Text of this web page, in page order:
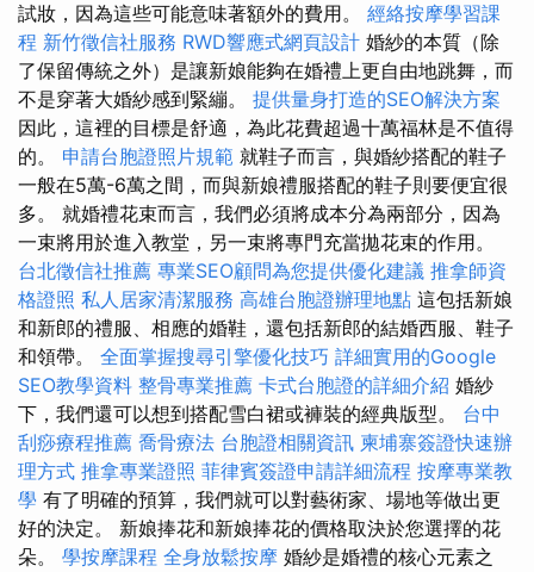
試妝，因為這些可能意味著額外的費用。 經絡按摩學習課
程 新竹徵信社服務 RWD響應式網頁設計 婚紗的本質（除
了保留傳統之外）是讓新娘能夠在婚禮上更自由地跳舞，而
不是穿著大婚紗感到緊繃。 提供量身打造的SEO解決方案
因此，這裡的目標是舒適，為此花費超過十萬福林是不值得
的。 申請台胞證照片規範 就鞋子而言，與婚紗搭配的鞋子
一般在5萬-6萬之間，而與新娘禮服搭配的鞋子則要便宜很
多。 就婚禮花束而言，我們必須將成本分為兩部分，因為
一束將用於進入教堂，另一束將專門充當拋花束的作用。
台北徵信社推薦 專業SEO顧問為您提供優化建議 推拿師資
格證照 私人居家清潔服務 高雄台胞證辦理地點 這包括新娘
和新郎的禮服、相應的婚鞋，還包括新郎的結婚西服、鞋子
和領帶。 全面掌握搜尋引擎優化技巧 詳細實用的Google
SEO教學資料 整骨專業推薦 卡式台胞證的詳細介紹 婚紗
下，我們還可以想到搭配雪白裙或褲裝的經典版型。 台中
刮痧療程推薦 喬骨療法 台胞證相關資訊 柬埔寨簽證快速辦
理方式 推拿專業證照 菲律賓簽證申請詳細流程 按摩專業教
學 有了明確的預算，我們就可以對藝術家、場地等做出更
好的決定。 新娘捧花和新娘捧花的價格取決於您選擇的花
朵。 學按摩課程 全身放鬆按摩 婚紗是婚禮的核心元素之